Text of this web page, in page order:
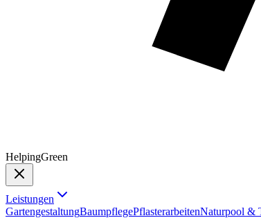
HelpingGreen
Leistungen
GartengestaltungBaumpflegePflasterarbeitenNaturpool &